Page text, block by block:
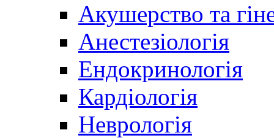
Акушерство та
Анестезіологія
Ендокринологія
Кардіологія
Неврологія